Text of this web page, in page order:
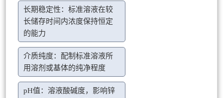
长期稳定性：标准溶液在较
长储存时间内浓度保持恒定
的能力
介质纯度：配制标准溶液所
用溶剂或基体的纯净程度
pH值：溶液酸碱度，影响锌